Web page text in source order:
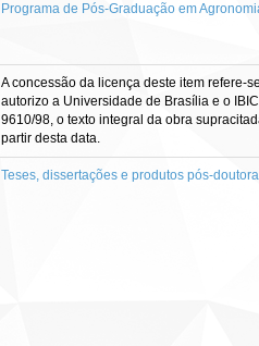
Programa de Pós-Graduação em
A concessão da licença deste item refere-
autorizo a Universidade de Brasília e o
9610/98, o texto integral da obra
partir desta data.
Teses, dissertações e produtos pós-